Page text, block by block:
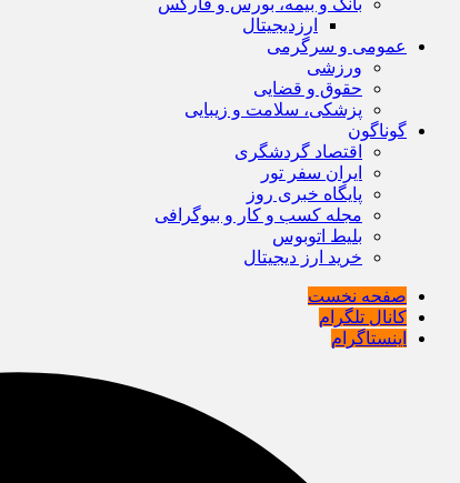
بانک و بیمه، بورس و فارکس
ارزدیجیتال
عمومی و سرگرمی
ورزشی
حقوق و قضایی
پزشکی، سلامت و زیبایی
گوناگون
اقتصاد گردشگری
ایران سفر تور
پایگاه خبری روز
مجله کسب و کار و بیوگرافی
بلیط اتوبوس
خرید ارز دیجیتال
صفحه نخست
کانال تلگرام
اینستاگرام